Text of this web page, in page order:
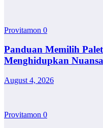
Provitamon 0
Panduan Memilih
Menghidupkan
August 4, 2026
Provitamon 0